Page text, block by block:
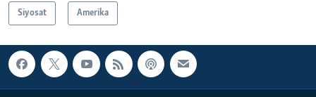
Siyosat Amerika